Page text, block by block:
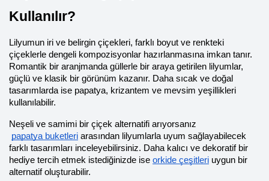
Kullanılır?
Lilyumun iri ve belirgin çiçekleri, farklı boyut ve renkteki
çiçeklerle dengeli kompozisyonlar hazırlanmasına imkan tanır.
Romantik bir aranjmanda güllerle bir araya getirilen lilyumlar,
güçlü ve klasik bir görünüm kazanır. Daha sıcak ve doğal
tasarımlarda ise papatya, krizantem ve mevsim yeşillikleri
kullanılabilir.
Neşeli ve samimi bir çiçek alternatifi arıyorsanız
papatya buketleri arasından lilyumlarla uyum sağlayabilecek
farklı tasarımları inceleyebilirsiniz. Daha kalıcı ve dekoratif bir
hediye tercih etmek istediğinizde ise orkide çeşitleri uygun bir
alternatif oluşturabilir.